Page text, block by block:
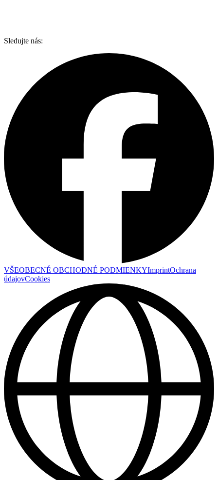
Sledujte nás:
VŠEOBECNÉ OBCHODNÉ PODMIENKYImprintOchrana
údajovCookies